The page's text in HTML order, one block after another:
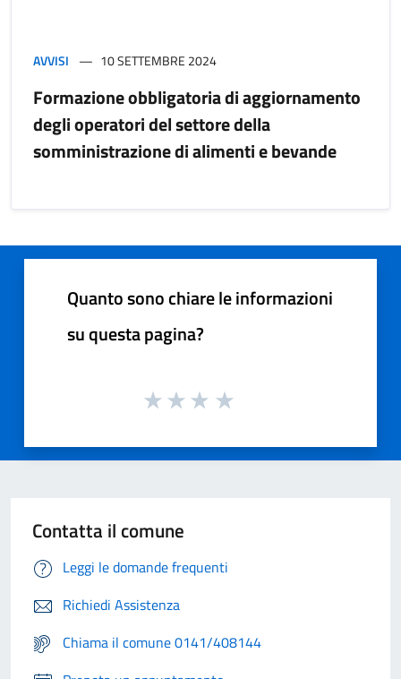
AVVISI 10 SETTEMBRE 2024
Formazione obbligatoria di aggiornamento
degli operatori del settore della
somministrazione di alimenti e bevande
Quanto sono chiare le informazioni
su questa pagina?
Contatta il comune
Leggi le domande frequenti
Richiedi Assistenza
Chiama il comune 0141/408144